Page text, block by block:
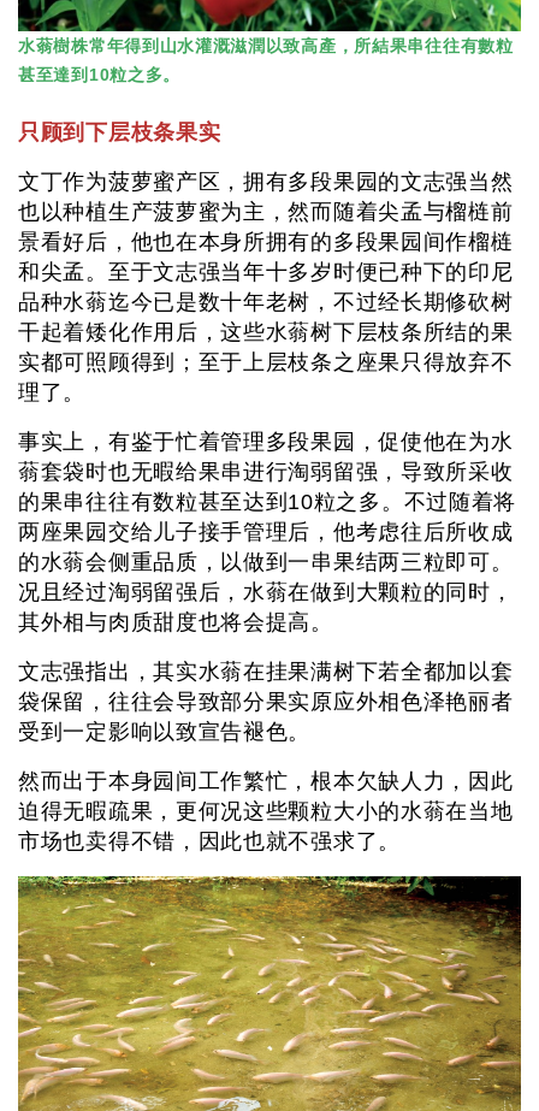
水蓊樹株常年得到山水灌溉滋潤以致高產，所結果串往往有數粒
甚至達到10粒之多。
只顾到下层枝条果实
文丁作为菠萝蜜产区，拥有多段果园的文志强当然
也以种植生产菠萝蜜为主，然而随着尖孟与榴梿前
景看好后，他也在本身所拥有的多段果园间作榴梿
和尖孟。至于文志强当年十多岁时便已种下的印尼
品种水蓊迄今已是数十年老树，不过经长期修砍树
干起着矮化作用后，这些水蓊树下层枝条所结的果
实都可照顾得到；至于上层枝条之座果只得放弃不
理了。
事实上，有鉴于忙着管理多段果园，促使他在为水
蓊套袋时也无暇给果串进行淘弱留强，导致所采收
的果串往往有数粒甚至达到10粒之多。不过随着将
两座果园交给儿子接手管理后，他考虑往后所收成
的水蓊会侧重品质，以做到一串果结两三粒即可。
况且经过淘弱留强后，水蓊在做到大颗粒的同时，
其外相与肉质甜度也将会提高。
文志强指出，其实水蓊在挂果满树下若全都加以套
袋保留，往往会导致部分果实原应外相色泽艳丽者
受到一定影响以致宣告褪色。
然而出于本身园间工作繁忙，根本欠缺人力，因此
迫得无暇疏果，更何况这些颗粒大小的水蓊在当地
市场也卖得不错，因此也就不强求了。